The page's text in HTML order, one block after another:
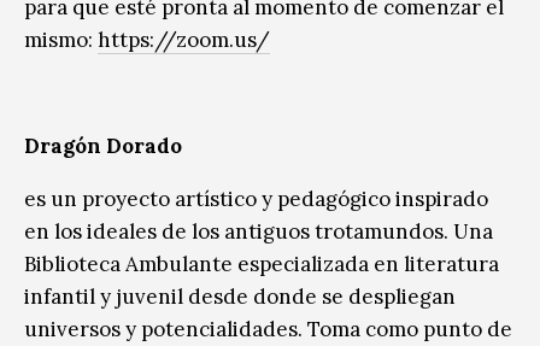
para que esté pronta al momento de comenzar el
mismo: https://zoom.us/
Dragón Dorado
es un proyecto artístico y pedagógico inspirado
en los ideales de los antiguos trotamundos. Una
Biblioteca Ambulante especializada en literatura
infantil y juvenil desde donde se despliegan
universos y potencialidades. Toma como punto de